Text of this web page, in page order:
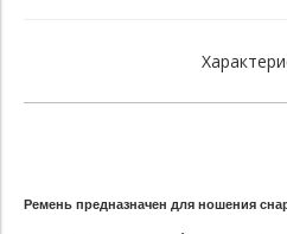
Ремень предназначен для ношения